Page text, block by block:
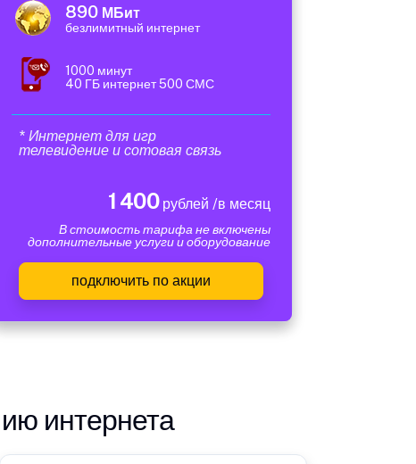
890 МБит
безлимитный интернет
1000 минут
40 ГБ интернет 500 СМС
* Интернет для игр
телевидение и сотовая связь
1 400рублей /в месяц
В стоимость тарифа не включены
дополнительные услуги и оборудование
подключить по акции
интернета